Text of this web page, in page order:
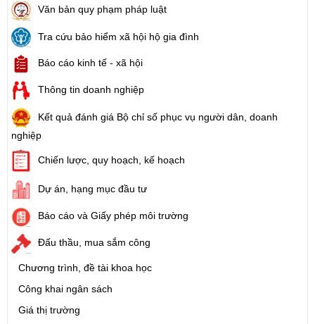
Văn bản quy phạm pháp luật
Tra cứu bảo hiểm xã hội hộ gia đình
Báo cáo kinh tế - xã hội
Thông tin doanh nghiệp
Kết quả đánh giá Bộ chỉ số phục vụ người dân, doanh
nghiệp
Chiến lược, quy hoạch, kế hoạch
Dự án, hạng mục đầu tư
Báo cáo và Giấy phép môi trường
Đấu thầu, mua sắm công
Chương trình, đề tài khoa học
Công khai ngân sách
Giá thị trường